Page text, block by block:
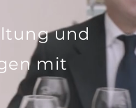
und
mit